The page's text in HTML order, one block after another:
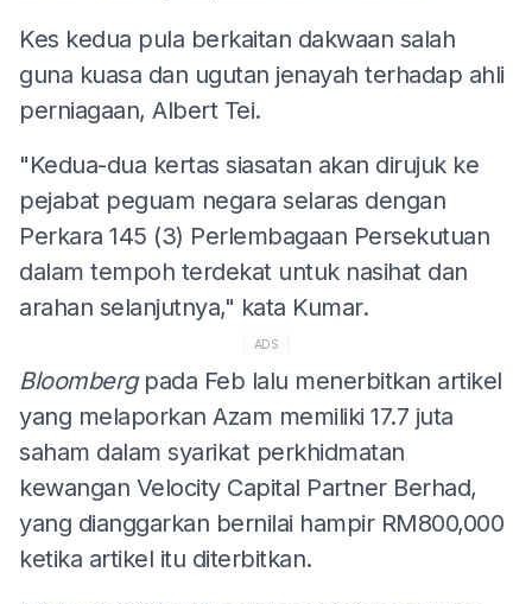
Kes kedua pula berkaitan dakwaan salah
guna kuasa dan ugutan jenayah terhadap ahli
perniagaan, Albert Tei.
"Kedua-dua kertas siasatan akan dirujuk ke
pejabat peguam negara selaras dengan
Perkara 145 (3) Perlembagaan Persekutuan
dalam tempoh terdekat untuk nasihat dan
arahan selanjutnya," kata Kumar.
ADS
Bloombergpada Feb lalu menerbitkan artikel
yang melaporkan Azam memiliki 17.7 juta
saham dalam syarikat perkhidmatan
kewangan Velocity Capital Partner Berhad,
yang dianggarkan bernilai hampir RM800,000
ketika artikel itu diterbitkan.